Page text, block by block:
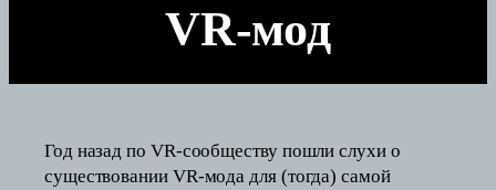
VR-мод
Год назад по VR-сообществу пошли слухи о
существовании VR-мода для (тогда) самой